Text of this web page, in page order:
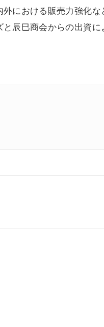
における販売力強化
辰巳商会からの出資に